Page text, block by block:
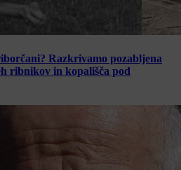
Razkrivamo pozabljena
ribnikov in kopališča pod